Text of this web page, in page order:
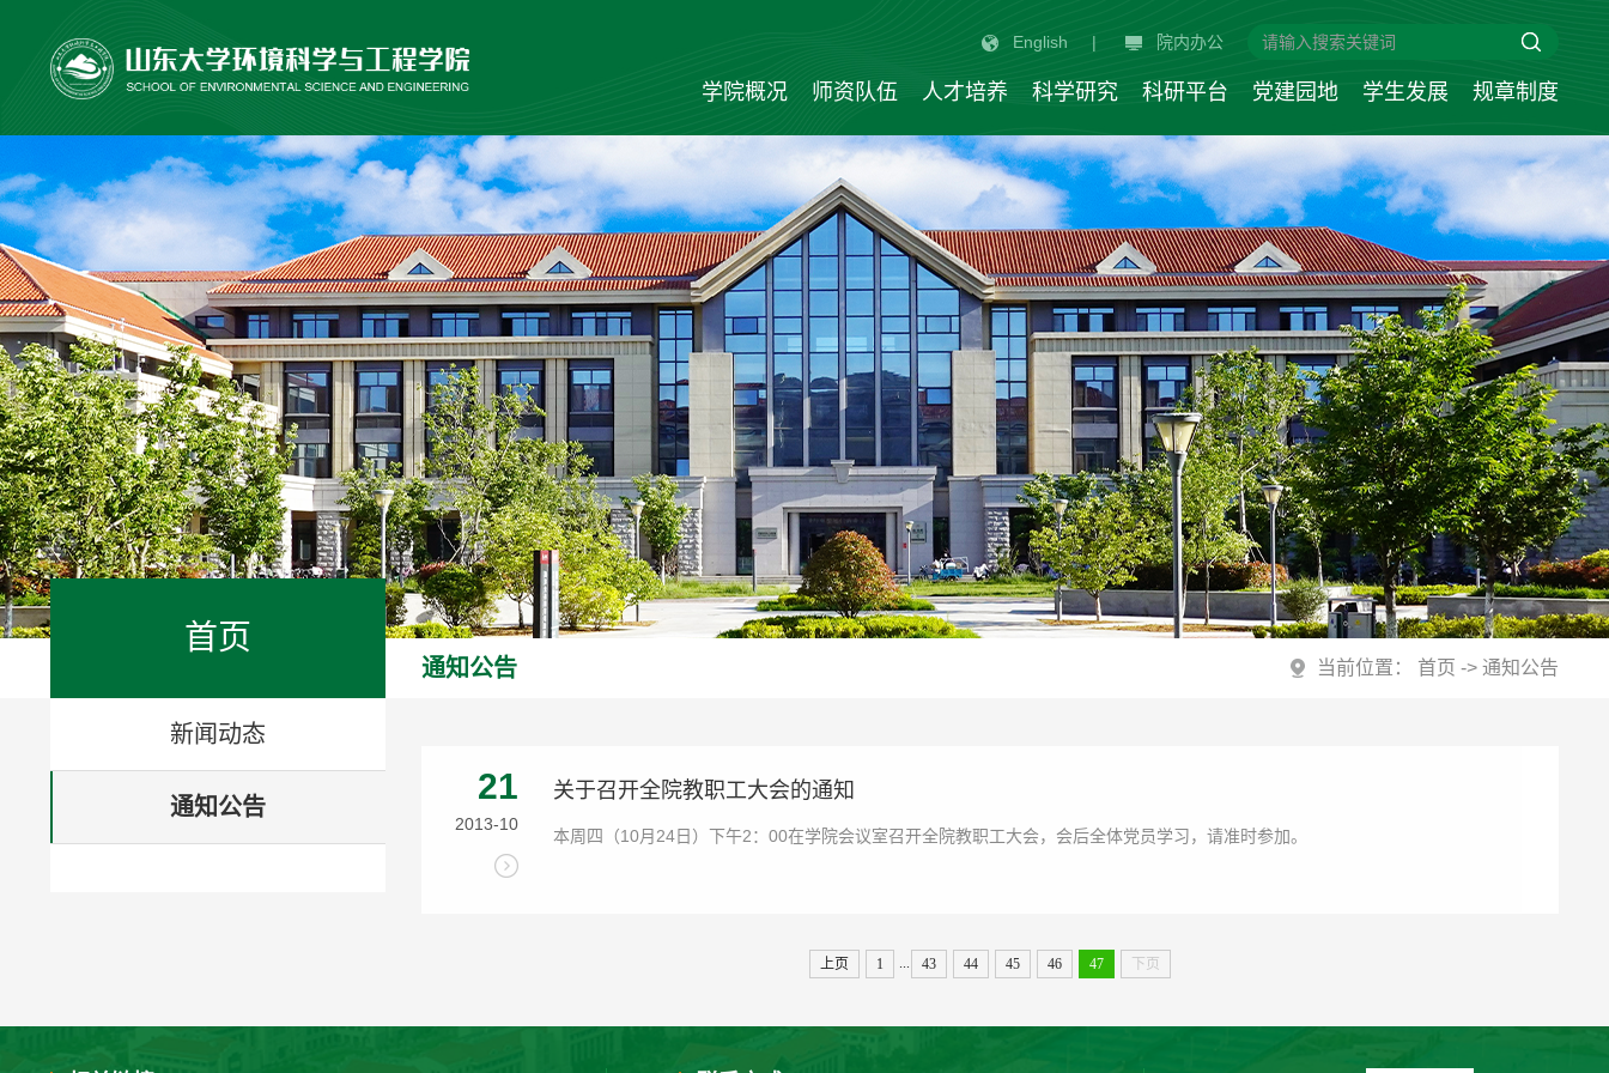
English | 院内办公
学院概况 师资队伍 人才培养 科学研究 科研平台 党建园地 学生发展 规章制度
首页
新闻动态
通知公告
通知公告 当前位置： 首页 ->通知公告
21
2013-10
关于召开全院教职工大会的通知
本周四（10月24日）下午2：00在学院会议室召开全院教职工大会，会后全体党员学习，请准时参加。
上页 1 43 44 45 46 47 下页